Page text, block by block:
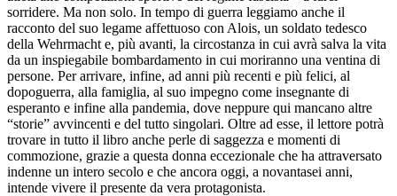
sorridere. Ma non solo. In tempo di guerra leggiamo anche il
racconto del suo legame affettuoso con Alois, un soldato tedesco
della Wehrmacht e, più avanti, la circostanza in cui avrà salva la vita
da un inspiegabile bombardamento in cui moriranno una ventina di
persone. Per arrivare, infine, ad anni più recenti e più felici, al
dopoguerra, alla famiglia, al suo impegno come insegnante di
esperanto e infine alla pandemia, dove neppure qui mancano altre
“storie” avvincenti e del tutto singolari. Oltre ad esse, il lettore potrà
trovare in tutto il libro anche perle di saggezza e momenti di
commozione, grazie a questa donna eccezionale che ha attraversato
indenne un intero secolo e che ancora oggi, a novantasei anni,
intende vivere il presente da vera protagonista.